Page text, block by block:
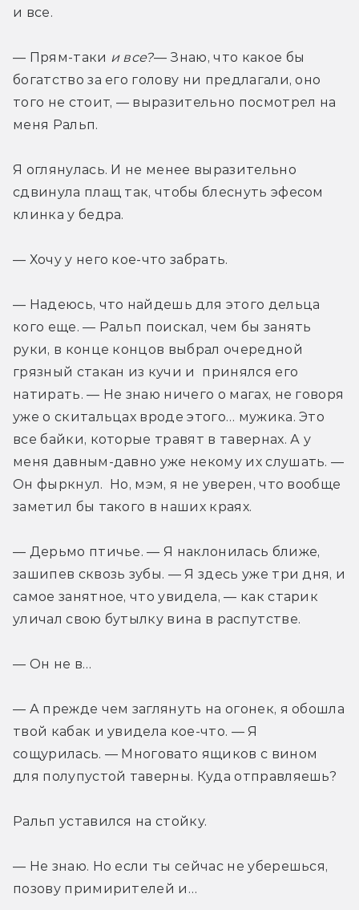
и все.
— Прям-таки и все?— Знаю, что какое бы
богатство за его голову ни предлагали, оно
того не стоит, — выразительно посмотрел на
меня Ральп.
Я оглянулась. И не менее выразительно
сдвинула плащ так, чтобы блеснуть эфесом
клинка у бедра.
— Хочу у него кое-что забрать.
— Надеюсь, что найдешь для этого дельца
кого еще. — Ральп поискал, чем бы занять
руки, в конце концов выбрал очередной
грязный стакан из кучи и  принялся его
натирать. — Не знаю ничего о магах, не говоря
уже о скитальцах вроде этого… мужика. Это
все байки, которые травят в тавернах. А у
меня давным-давно уже некому их слушать. —
Он фыркнул.  Но, мэм, я не уверен, что вообще
заметил бы такого в наших краях.
— Дерьмо птичье. — Я наклонилась ближе,
зашипев сквозь зубы. — Я здесь уже три дня, и
самое занятное, что увидела, — как старик
уличал свою бутылку вина в распутстве.
— Он не в…
— А прежде чем заглянуть на огонек, я обошла
твой кабак и увидела кое-что. — Я
сощурилась. — Многовато ящиков с вином
для полупустой таверны. Куда отправляешь?
Ральп уставился на стойку.
— Не знаю. Но если ты сейчас не уберешься,
позову примирителей и…